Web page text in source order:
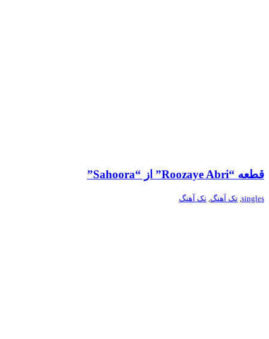
قطعه “Roozaye Abri” از “Sahoora”
singles تک آهنگ نک آهنگ